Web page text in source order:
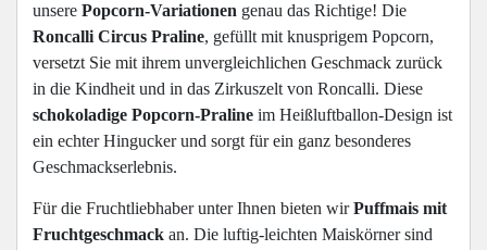
unsere Popcorn-Variationen genau das Richtige! Die
Roncalli Circus Praline, gefüllt mit knusprigem Popcorn,
versetzt Sie mit ihrem unvergleichlichen Geschmack zurück
in die Kindheit und in das Zirkuszelt von Roncalli. Diese
schokoladige Popcorn-Praline im Heißluftballon-Design ist
ein echter Hingucker und sorgt für ein ganz besonderes
Geschmackserlebnis.
Für die Fruchtliebhaber unter Ihnen bieten wirPuffmais mit
Fruchtgeschmack an. Die luftig-leichten Maiskörner sind